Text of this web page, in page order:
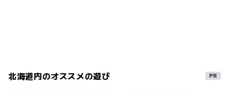
北海道内のオススメの遊び